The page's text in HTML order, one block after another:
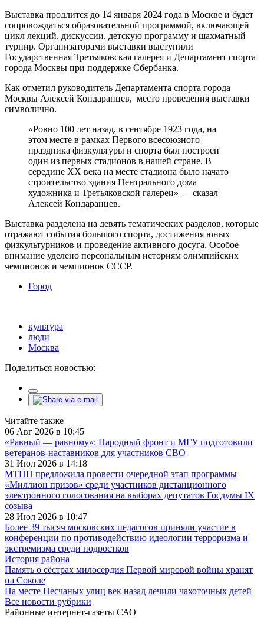
Выставка продлится до 14 января 2024 года в Москве и будет
сопровождаться образовательной программой, включающей
цикл лекций, дискуссии, детскую программу и шахматный
турнир. Организаторами выставки выступили
Государственная Третьяковская галерея и Департамент спорта
города Москвы при поддержке Сбербанка.
Как отметил руководитель Департамента спорта города
Москвы Алексей Кондаранцев, место проведения выставки
символично.
«Ровно 100 лет назад, в сентябре 1923 года, на
этом месте в рамках Первого всесоюзного
праздника физкультуры и спорта был построен
один из первых стадионов в нашей стране. В
середине ХХ века на месте стадиона было начато
строительство здания Центрального дома
художника и Третьяковской галереи» — сказал
Алексей Кондаранцев.
Выставка разделена на девять тематических разделов, которые
отражают события большого спорта, достижения юных
физкультурников и проведение активного досуга. Особое
внимание уделено персональным историям олимпийских
чемпионов и чемпионок СССР.
Город
культура
люди
Москва
Поделиться новостью:
Читайте также
06 Авг 2026 в 10:45
«Равный — равному»: Народный фронт и МГУ подготовили
ветеранов-наставников для участников СВО
31 Июл 2026 в 14:18
МТПП предложила провести очередной этап программы
«Миллион призов» среди участников дистанционного
электронного голосования на выборах депутатов Госдумы IX
созыва
28 Июл 2026 в 10:47
Более 39 тысяч московских педагогов приняли участие в
конференции по противодействию идеологии терроризма и
экстремизма среди подростков
История района
Память о сёстрах милосердия Первой мировой войны хранят
на Соколе
На месте Песчаных улиц век назад лечили чахоточных детей
Все новости рубрики
Районные интернет-газеты САО